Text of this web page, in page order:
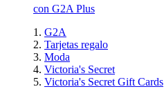
con G2A Plus
G2A
Tarjetas regalo
Moda
Victoria's Secret
Victoria's Secret Gift Cards